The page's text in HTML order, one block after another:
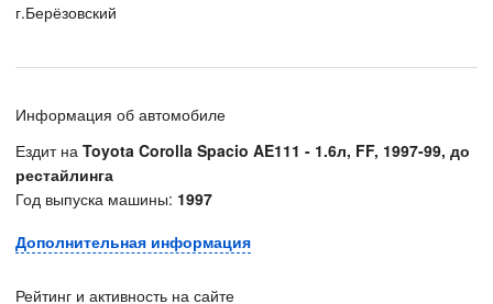
г.Берёзовский
Информация об автомобиле
Ездит на Toyota Corolla Spacio AE111 - 1.6л, FF, 1997-99, до
рестайлинга
Год выпуска машины: 1997
Дополнительная информация
Рейтинг и активность на сайте